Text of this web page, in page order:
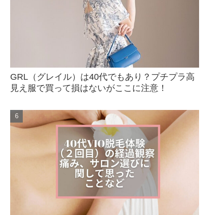
GRL（グレイル）は40代でもあり？プチプラ高
見え服で買って損はないがここに注意！